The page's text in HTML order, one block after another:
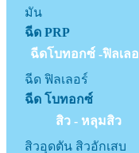
มัน
ฉีด PRP
ฉีดโบทอกซ์ -ฟิลเล
ฉีด ฟิลเลอร์
ฉีด โบทอกซ์
สิว - หลุมสิว
สิวอุดตัน สิวอักเสบ